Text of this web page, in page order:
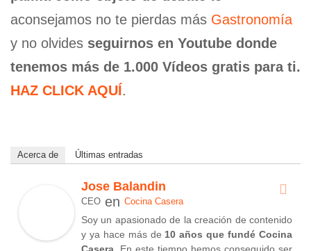
aconsejamos no te pierdas más Gastronomía
y no olvides seguirnos en Youtube donde
tenemos más de 1.000 Vídeos gratis para ti.
HAZ CLICK AQUÍ.
Acerca de Últimas entradas
Jose Balandin
CEO en Cocina Casera
Soy un apasionado de la creación de contenido
y ya hace más de 10 años que fundé Cocina